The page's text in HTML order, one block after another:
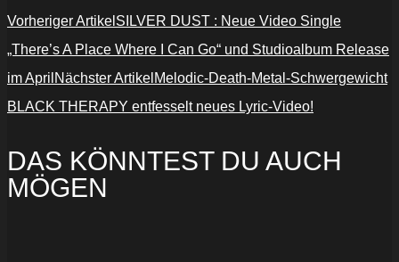
Vorheriger Artikel SILVER DUST : Neue Video Single
„There’s A Place Where I Can Go“ und Studioalbum Release
im April Nächster Artikel Melodic-Death-Metal-Schwergewicht
BLACK THERAPY entfesselt neues Lyric-Video!
DAS KÖNNTEST DU AUCH
MÖGEN